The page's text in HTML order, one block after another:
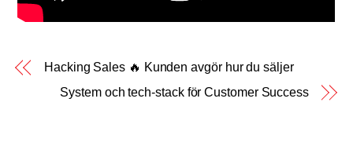
Hacking Sales 🔥 Kunden avgör hur du säljer
System och tech-stack för Customer Success